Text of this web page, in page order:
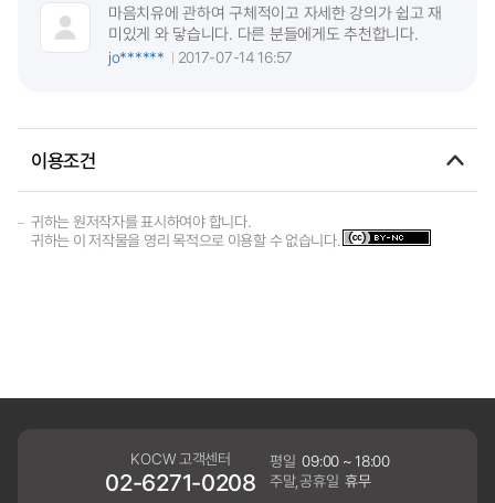
마음치유에 관하여 구체적이고 자세한 강의가 쉽고 재
미있게 와 닿습니다. 다른 분들에게도 추천합니다.
jo******
2017-07-14 16:57
이용조건
귀하는 원저작자를 표시하여야 합니다.
귀하는 이 저작물을 영리 목적으로 이용할 수 없습니다.
KOCW 고객센터
02-6271-0208
평일 09:00 ~ 18:00
주말,공휴일 휴무